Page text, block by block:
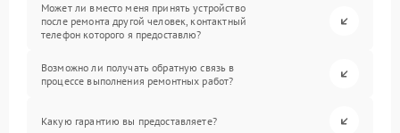
Может ли вместо меня принять устройство
после ремонта другой человек, контактный
телефон которого я предоставлю?
Возможно ли получать обратную связь в
процессе выполнения ремонтных работ?
Какую гарантию вы предоставляете?